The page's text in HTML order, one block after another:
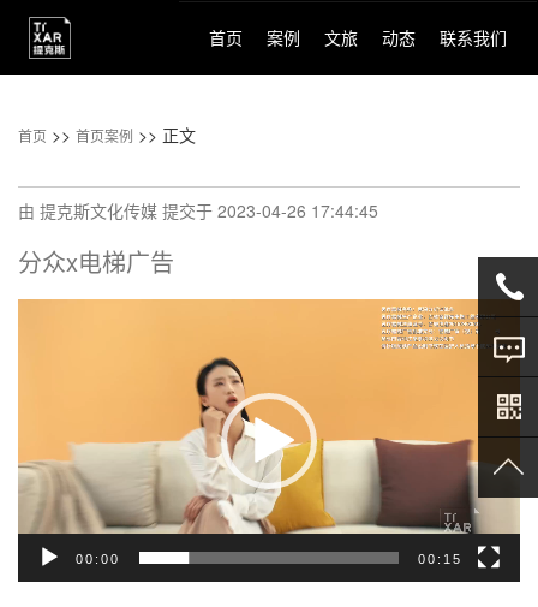
Main
navigation
首页 案例 文旅 动态 联系我们
首页 >> 首页案例 >> 正文
由 提克斯文化传媒 提交于 2023-04-26 17:44:45
分众x电梯广告
00:00 00:15
138-
2640-
6239
点击咨
询